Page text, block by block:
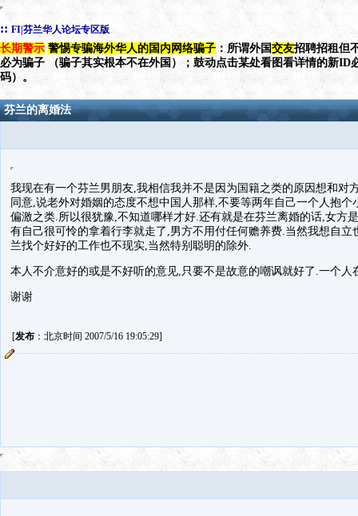
:: FI|芬兰华人论坛专区版
长期警示 警惕专骗海外华人的国内网络骗子 ：所谓外国交友招聘招租但
必为骗子 （骗子其实根本不在外国）；鼓动点击某处看图看详情的新ID
码）。
芬兰的离婚法
我现在有一个芬兰男朋友,我相信我并不是因为国籍之类的原因想和对
同意,说老外对婚姻的态度不想中国人那样,不要等两年自己一个人抱
偏激之类.所以很犹豫,不知道哪样才好.还有就是在芬兰离婚的话,女方
有自己很可怜的拿着行李就走了,男方不用付任何赡养费.当然我想自
兰找个好好的工作也不现实,当然特别聪明的除外.
本人不介意好的或是不好听的意见,只要不是故意的嘲讽就好了.一个
谢谢
[发布：北京时间 2007/5/16 19:05:29]